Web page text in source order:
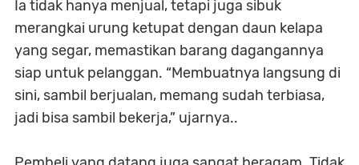
Ia tidak hanya menjual, tetapi juga sibuk
merangkai urung ketupat dengan daun kelapa
yang segar, memastikan barang dagangannya
siap untuk pelanggan. “Membuatnya langsung di
sini, sambil berjualan, memang sudah terbiasa,
jadi bisa sambil bekerja,” ujarnya..